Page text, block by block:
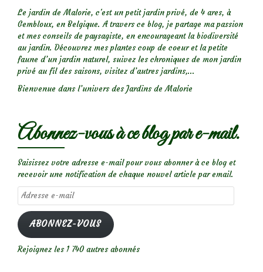
Le jardin de Malorie, c'est un petit jardin privé, de 4 ares, à
Gembloux, en Belgique. A travers ce blog, je partage ma passion
et mes conseils de paysagiste, en encourageant la biodiversité
au jardin. Découvrez mes plantes coup de coeur et la petite
faune d’un jardin naturel, suivez les chroniques de mon jardin
privé au fil des saisons, visitez d’autres jardins,...
Bienvenue dans l’univers des Jardins de Malorie
Abonnez-vous à ce blog par e-mail.
Saisissez votre adresse e-mail pour vous abonner à ce blog et
recevoir une notification de chaque nouvel article par email.
Adresse
e-
mail
ABONNEZ-VOUS
Rejoignez les 1 740 autres abonnés